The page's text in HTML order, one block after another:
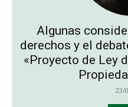
Algunas
derechos y el
«Proyecto de Ley
23/